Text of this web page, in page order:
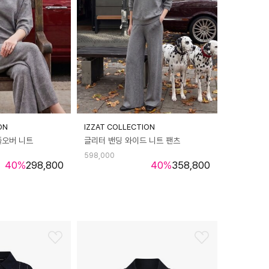
버 니트
40%298,800
IZZAT COLLECTION
글리터 밴딩 와이드 니트 팬츠
40%
598,000
358,800